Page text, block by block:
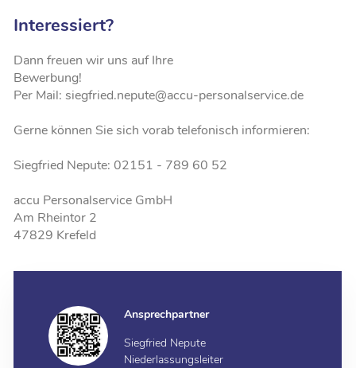
Ansprechpartner
Siegfried Nepute
Niederlassungsleiter
Interessiert?
Dann freuen wir uns auf Ihre
Bewerbung!
Per Mail: siegfried.nepute@accu-personalservice.de
Gerne können Sie sich vorab telefonisch informieren:
Siegfried Nepute: 02151 - 789 60 52
accu Personalservice GmbH
Am Rheintor 2
47829 Krefeld